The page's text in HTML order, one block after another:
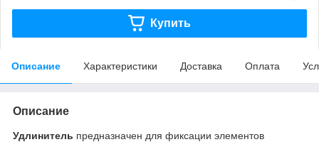
Купить
Описание Характеристики Доставка Оплата
Описание
Удлинитель предназначен для фиксации элементов